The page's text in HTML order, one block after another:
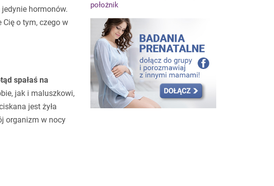
hormonów.
o tym, czego w
spałaś na
jak i maluszkowi,
jest żyła
organizm w nocy
położnik